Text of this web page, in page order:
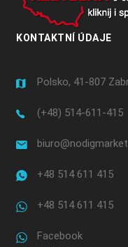
KONTAKTNÍ ÚDAJE
Polsko, 41-807
(+48) 514-611-415
+48 514 611 415
+48 514 611 415
Facebook